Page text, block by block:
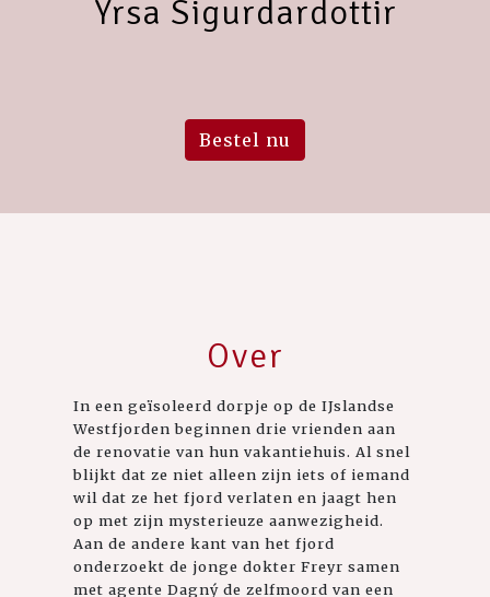
Yrsa Sigurdardottir
Bestel nu
Over
In een geïsoleerd dorpje op de IJslandse
Westfjorden beginnen drie vrienden aan
de renovatie van hun vakantiehuis. Al snel
blijkt dat ze niet alleen zijn iets of iemand
wil dat ze het fjord verlaten en jaagt hen
op met zijn mysterieuze aanwezigheid.
Aan de andere kant van het fjord
onderzoekt de jonge dokter Freyr samen
met agente Dagný de zelfmoord van een